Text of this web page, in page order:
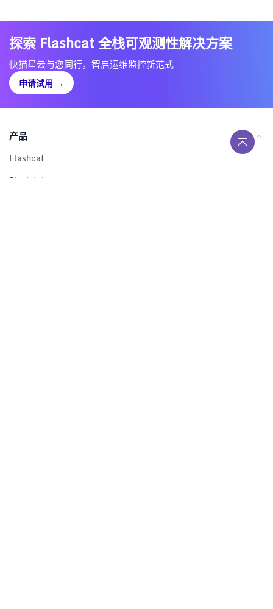
探索 Flashcat 全栈可观测性解决方案
快猫星云与您同行，智启运维监控新范式
申请试用 →
产品
Flashcat
Flashduty